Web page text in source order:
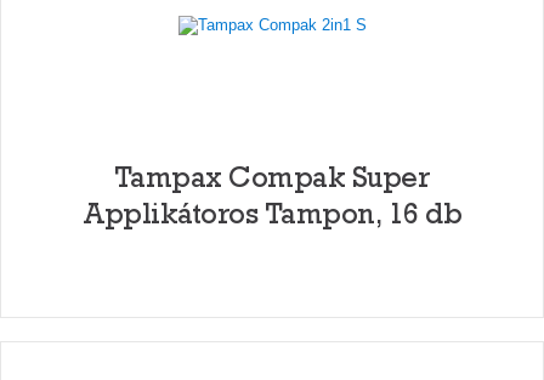
Tampax Compak Super
Applikátoros Tampon, 16 db